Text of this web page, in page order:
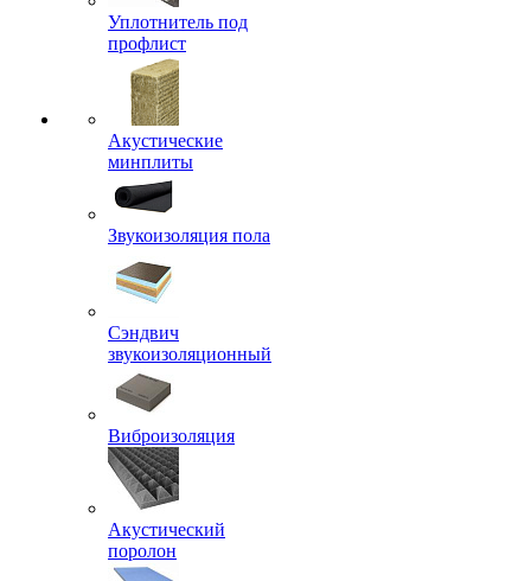
Уплотнитель под
профлист
Акустические
минплиты
Звукоизоляция пола
Сэндвич
звукоизоляционный
Виброизоляция
Акустический
поролон